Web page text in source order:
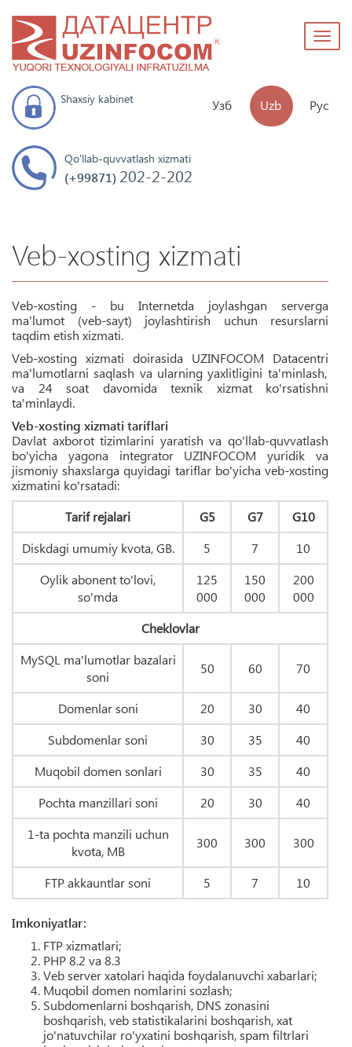
Узб Uzb Рус
Shaxsiy kabinet
Qo'llab-quvvatlash xizmati
(+99871) 202-2-202
Veb-xosting xizmati
Veb-xosting - bu Internetda joylashgan serverga
ma'lumot (veb-sayt) joylashtirish uchun resurslarni
taqdim etish xizmati.
Veb-xosting xizmati doirasida UZINFOCOM Datacentri
ma'lumotlarni saqlash va ularning yaxlitligini ta'minlash,
va 24 soat davomida texnik xizmat ko'rsatishni
ta'minlaydi.
Veb-xosting xizmati tariflari
Davlat axborot tizimlarini yaratish va qo'llab-quvvatlash
bo'yicha yagona integrator UZINFOCOM yuridik va
jismoniy shaxslarga quyidagi tariflar bo'yicha veb-xosting
xizmatini ko'rsatadi:
Tarif rejalari
G5 G7
G10
Diskdagi umumiy kvota, GB.
5 7
10
Oylik abonent to'lovi,
so'mda
125
000
150
000
200
000
Cheklovlar
MySQL ma'lumotlar bazalari
soni
50 60 70
Domenlar soni 20 30
40
Subdomenlar soni
30 35
40
Muqobil domen sonlari
30 35
40
Pochta manzillari soni
20 30
40
1-ta pochta manzili uchun
kvota, MB
300 300 300
FTP akkauntlar soni 5 7 10
Imkoniyatlar:
FTP xizmatlari;
PHP 8.2 va 8.3
Veb server xatolari haqida foydalanuvchi xabarlari;
Muqobil domen nomlarini sozlash;
Subdomenlarni boshqarish, DNS zonasini
boshqarish, veb statistikalarini boshqarish, xat
jo'natuvchilar ro'yxatini boshqarish, spam filtrlari